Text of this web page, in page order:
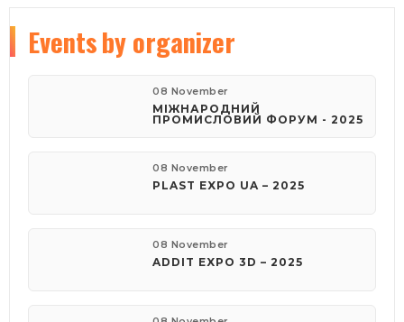
Eventsby organizer
08 November
МІЖНАРОДНИЙ
ПРОМИСЛОВИЙ ФОРУМ - 2025
08 November
PLAST EXPO UA – 2025
08 November
ADDIT EXPO 3D – 2025